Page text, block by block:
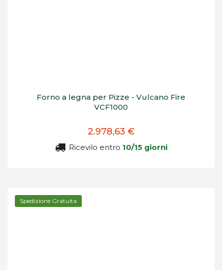
Forno a legna per Pizze - Vulcano Fire
VCF1000
2.978,63 €
Ricevilo entro 10/15 giorni
Spedizione Gratuita